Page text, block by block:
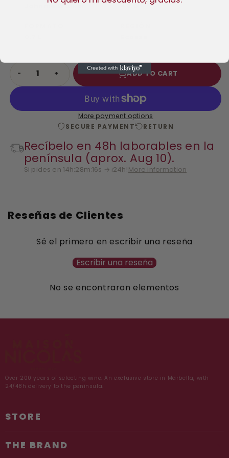
Johnnie Walker 40.0
− + ADD TO CART
More payment options
SECURE PAYMENT
RETURN
Recíbelo en 48h laborables en la
península (aprox. Aug 10).
Si pides en 14h:28m:14s → ¡24h!More information
Reseñas de Clientes
Sé el primero en escribir una reseña
Escribir una reseña
No se encontraron elementos
Over 200 years of selecting wine. An exclusive store in Marbella, with
24/48h delivery to the peninsula.
STORE
THE BRAND